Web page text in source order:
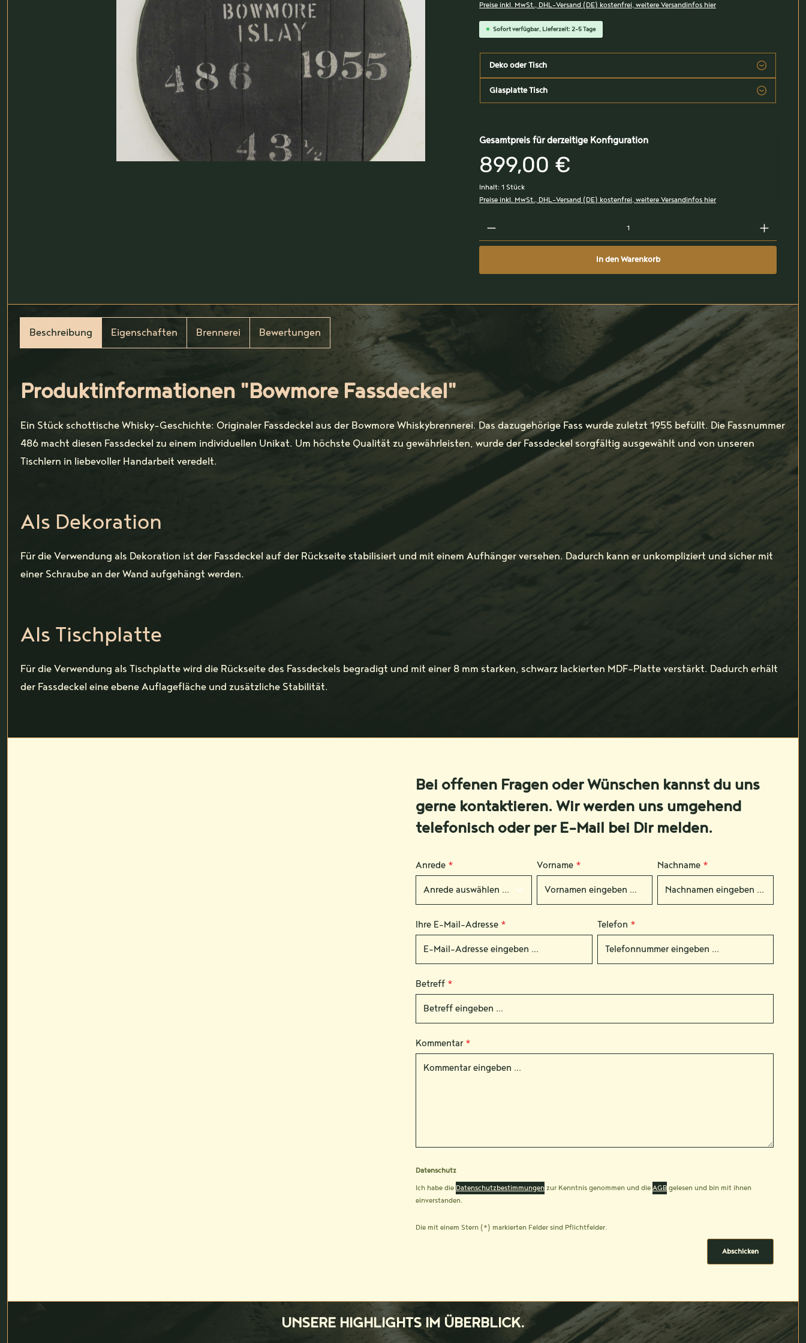
Preise inkl. MwSt., DHL-Versand (DE) kostenfrei, weitere Versandinfos hier
Sofort verfügbar, Lieferzeit: 2-5 Tage
Deko oder Tisch
Glasplatte Tisch
Gesamtpreis für derzeitige Konfiguration
899,00 €
Inhalt:1 Stück
Preise inkl. MwSt., DHL-Versand (DE) kostenfrei, weitere Versandinfos hier
In den Warenkorb
Beschreibung Eigenschaften Brennerei Bewertungen
Produktinformationen "Bowmore Fassdeckel"
Ein Stück schottische Whisky-Geschichte: Originaler Fassdeckel aus der Bowmore Whiskybrennerei. Das dazugehörige Fass wurde zuletzt 1955 befüllt. Die Fassnummer
486 macht diesen Fassdeckel zu einem individuellen Unikat. Um höchste Qualität zu gewährleisten, wurde der Fassdeckel sorgfältig ausgewählt und von unseren
Tischlern in liebevoller Handarbeit veredelt.
Als Dekoration
Für die Verwendung als Dekoration ist der Fassdeckel auf der Rückseite stabilisiert und mit einem Aufhänger versehen. Dadurch kann er unkompliziert und sicher mit
einer Schraube an der Wand aufgehängt werden.
Als Tischplatte
Für die Verwendung als Tischplatte wird die Rückseite des Fassdeckels begradigt und mit einer 8 mm starken, schwarz lackierten MDF-Platte verstärkt. Dadurch erhält
der Fassdeckel eine ebene Auflagefläche und zusätzliche Stabilität.
Bei offenen Fragen oder Wünschen kannst du uns
gerne kontaktieren. Wir werden uns umgehend
telefonisch oder per E-Mail bei Dir melden.
Anrede * Vorname * Nachname *
Ihre E-Mail-Adresse * Telefon *
Betreff *
Kommentar *
Datenschutz
Ich habe die Datenschutzbestimmungen zur Kenntnis genommen und die AGB gelesen und bin mit ihnen
einverstanden.
Die mit einem Stern (*) markierten Felder sind Pflichtfelder.
Abschicken
UNSERE HIGHLIGHTS IM ÜBERBLICK.